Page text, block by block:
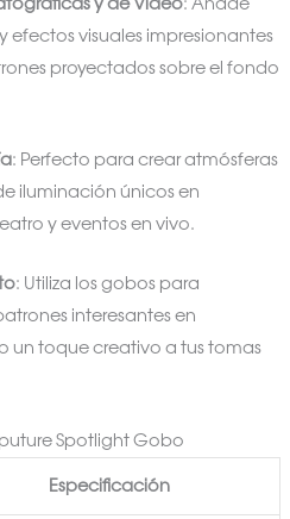
efectos visuales impresionantes
proyectados sobre el fondo
: Perfecto para crear atmósferas
iluminación únicos en
y eventos en vivo.
: Utiliza los gobos para
interesantes en
un toque creativo a tus tomas
Spotlight Gobo
Especificación